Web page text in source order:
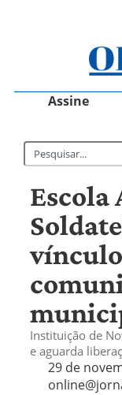
Assine
Escola
Instituição de
e aguarda
29 de